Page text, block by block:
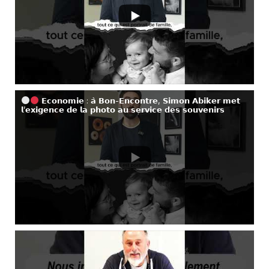
𝗘𝗰𝗼𝗻𝗼𝗺𝗶𝗲 : 𝗮̀ 𝗕𝗼𝗻-𝗘𝗻𝗰𝗼𝗻𝘁𝗿𝗲, 𝗦𝗶𝗺𝗼𝗻 𝗔𝗯𝗶𝗸𝗲𝗿 𝗺𝗲𝘁
𝗹’𝗲𝘅𝗶𝗴𝗲𝗻𝗰𝗲 𝗱𝗲 𝗹𝗮 𝗽𝗵𝗼𝘁𝗼 𝗮𝘂 𝘀𝗲𝗿𝘃𝗶𝗰𝗲 𝗱𝗲𝘀 𝘀𝗼𝘂𝘃𝗲𝗻𝗶𝗿𝘀